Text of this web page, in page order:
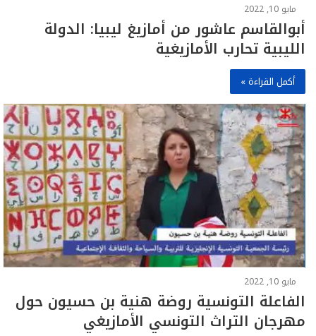
مايو 10, 2022
أبوالقاسم عاشور من أمازيغ ليبيا: الدولة
الليبية تحارب الأمازيغية
أكمل القراءة »
مايو 10, 2022
الفاعلة التونسية روضة هنية بن حسيون حول
مهرجان التراث التونسي الأمازيغي